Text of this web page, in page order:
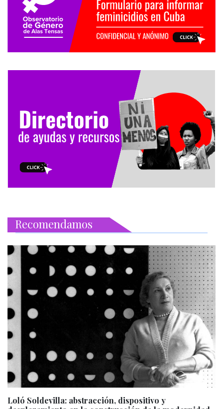
Recomendamos
Loló Soldevilla: abstracción, dispositivo y